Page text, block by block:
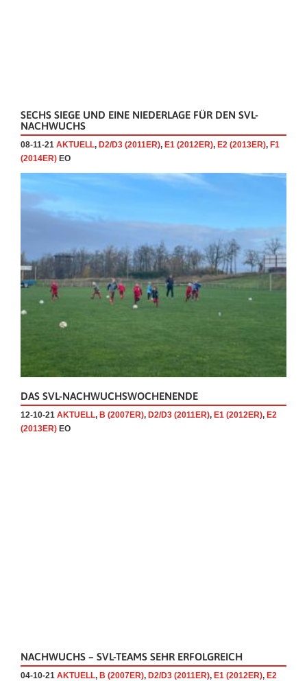
SECHS SIEGE UND EINE NIEDERLAGE FÜR DEN SVL-
NACHWUCHS
08-11-21 AKTUELL, D2/D3 (2011ER), E1 (2012ER), E2 (2013ER), F1
(2014ER) EO
DAS SVL-NACHWUCHSWOCHENENDE
12-10-21 AKTUELL, B (2007ER), D2/D3 (2011ER), E1 (2012ER), E2
(2013ER) EO
NACHWUCHS – SVL-TEAMS SEHR ERFOLGREICH
04-10-21 AKTUELL, B (2007ER), D2/D3 (2011ER), E1 (2012ER), E2